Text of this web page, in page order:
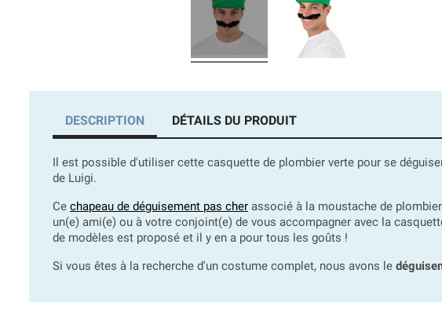
DESCRIPTION DÉTAILS DU PRODUIT
Il est possible d'utiliser cette casquette de plombier verte pour se
de Luigi.
Ce chapeau de déguisement pas cher associé à la moustache de
un(e) ami(e) ou à votre conjoint(e) de vous accompagner avec la
de modèles est proposé et il y en a pour tous les goûts !
Si vous êtes à la recherche d'un costume complet, nous avons le